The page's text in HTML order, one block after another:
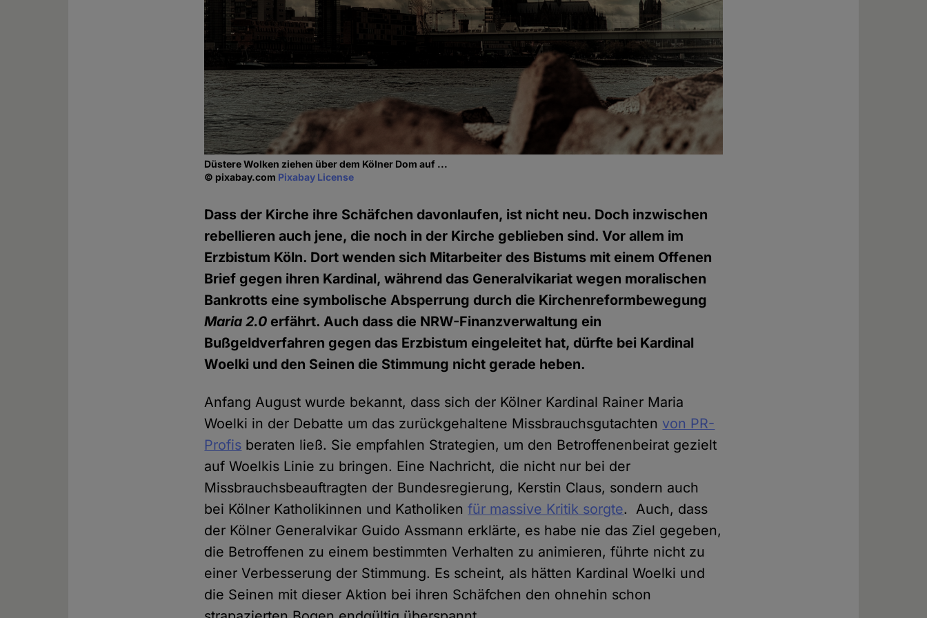
Düstere Wolken ziehen über dem Kölner Dom auf ...
© pixabay.com Pixabay License
Dass der Kirche ihre Schäfchen davonlaufen, ist nicht neu. Doch inzwischen
rebellieren auch jene, die noch in der Kirche geblieben sind. Vor allem im
Erzbistum Köln. Dort wenden sich Mitarbeiter des Bistums mit einem Offenen
Brief gegen ihren Kardinal, während das Generalvikariat wegen moralischen
Bankrotts eine symbolische Absperrung durch die Kirchenreformbewegung
Maria 2.0erfährt. Auch dass die NRW-Finanzverwaltung ein
Bußgeldverfahren gegen das Erzbistum eingeleitet hat, dürfte bei Kardinal
Woelki und den Seinen die Stimmung nicht gerade heben.
Anfang August wurde bekannt, dass sich der Kölner Kardinal Rainer Maria
Woelki in der Debatte um das zurückgehaltene Missbrauchsgutachten von PR-
Profis beraten ließ. Sie empfahlen Strategien, um den Betroffenenbeirat gezielt
auf Woelkis Linie zu bringen. Eine Nachricht, die nicht nur bei der
Missbrauchsbeauftragten der Bundesregierung, Kerstin Claus, sondern auch
bei Kölner Katholikinnen und Katholikenfür massive Kritik sorgte. Auch, dass
der Kölner Generalvikar Guido Assmann erklärte, es habe nie das Ziel gegeben,
die Betroffenen zu einem bestimmten Verhalten zu animieren, führte nicht zu
einer Verbesserung der Stimmung. Es scheint, als hätten Kardinal Woelki und
die Seinen mit dieser Aktion bei ihren Schäfchen den ohnehin schon